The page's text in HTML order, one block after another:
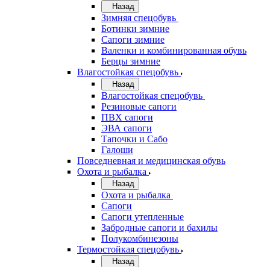
Назад
Зимняя спецобувь
Ботинки зимние
Сапоги зимние
Валенки и комбинированная обувь
Берцы зимние
Влагостойкая спецобувь
Назад
Влагостойкая спецобувь
Резиновые сапоги
ПВХ сапоги
ЭВА сапоги
Тапочки и Сабо
Галоши
Повседневная и медицинская обувь
Охота и рыбалка
Назад
Охота и рыбалка
Сапоги
Сапоги утепленные
Забродные сапоги и бахилы
Полукомбинезоны
Термостойкая спецобувь
Назад